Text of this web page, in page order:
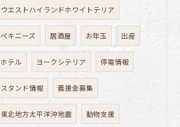
ウエストハイランドホワイトテリア
ペキニーズ 居酒屋 お年玉 出産
ホテル ヨークシテリア 停電情報
スタンド情報 義援金募集
東北地方太平洋沖地震 動物支援